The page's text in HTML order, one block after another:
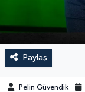
Paylaş
Pelin Güvendik